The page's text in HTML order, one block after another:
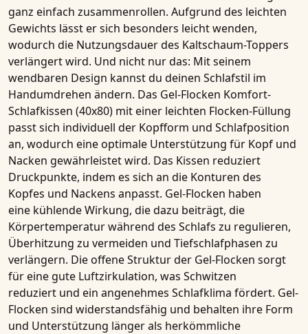
ganz einfach zusammenrollen. Aufgrund des leichten
Gewichts lässt er sich besonders leicht wenden,
wodurch die Nutzungsdauer des Kaltschaum-Toppers
verlängert wird. Und nicht nur das: Mit seinem
wendbaren Design kannst du deinen Schlafstil im
Handumdrehen ändern. Das Gel-Flocken Komfort-
Schlafkissen (40x80) mit einer leichten Flocken-Füllung
passt sich individuell der Kopfform und Schlafposition
an, wodurch eine optimale Unterstützung für Kopf und
Nacken gewährleistet wird. Das Kissen reduziert
Druckpunkte, indem es sich an die Konturen des
Kopfes und Nackens anpasst. Gel-Flocken haben
eine kühlende Wirkung, die dazu beiträgt, die
Körpertemperatur während des Schlafs zu regulieren,
Überhitzung zu vermeiden und Tiefschlafphasen zu
verlängern. Die offene Struktur der Gel-Flocken sorgt
für eine gute Luftzirkulation, was Schwitzen
reduziert und ein angenehmes Schlafklima fördert. Gel-
Flocken sind widerstandsfähig und behalten ihre Form
und Unterstützung länger als herkömmliche